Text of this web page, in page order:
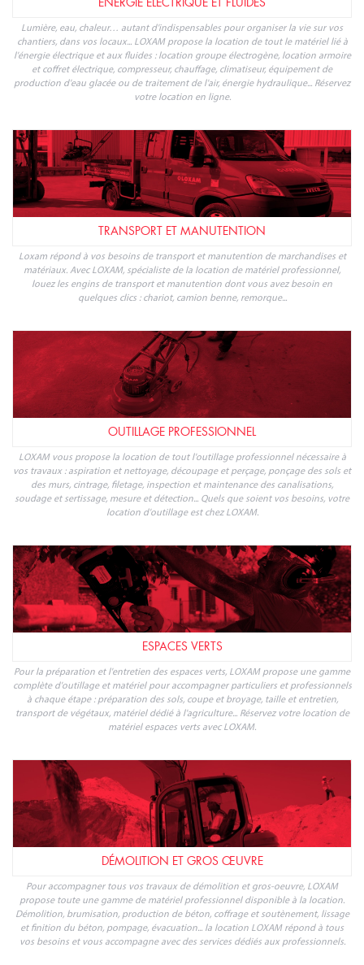
Lumière, eau, chaleur… autant d'indispensables pour organiser la vie sur vos
chantiers, dans vos locaux... LOXAM propose la location de tout le matériel lié à
l'énergie électrique et aux fluides : location groupe électrogène, location armoire
et coffret électrique, compresseur, chauffage, climatiseur, équipement de
production d'eau glacée ou de traitement de l'air, énergie hydraulique... Réservez
votre location en ligne.
TRANSPORT ET MANUTENTION
Loxam répond à vos besoins de transport et manutention de marchandises et
matériaux. Avec LOXAM, spécialiste de la location de matériel professionnel,
louez les engins de transport et manutention dont vous avez besoin en
quelques clics : chariot, camion benne, remorque...
OUTILLAGE PROFESSIONNEL
LOXAM vous propose la location de tout l'outillage professionnel nécessaire à
vos travaux : aspiration et nettoyage, découpage et perçage, ponçage des sols et
des murs, cintrage, filetage, inspection et maintenance des canalisations,
soudage et sertissage, mesure et détection... Quels que soient vos besoins, votre
location d'outillage est chez LOXAM.
ESPACES VERTS
Pour la préparation et l'entretien des espaces verts, LOXAM propose une gamme
complète d'outillage et matériel pour accompagner particuliers et professionnels
à chaque étape : préparation des sols, coupe et broyage, taille et entretien,
transport de végétaux, matériel dédié à l'agriculture... Réservez votre location de
matériel espaces verts avec LOXAM.
DÉMOLITION ET GROS ŒUVRE
Pour accompagner tous vos travaux de démolition et gros-oeuvre, LOXAM
propose toute une gamme de matériel professionnel disponible à la location.
Démolition, brumisation, production de béton, coffrage et soutènement, lissage
et finition du béton, pompage, évacuation... la location LOXAM répond à tous
vos besoins et vous accompagne avec des services dédiés aux professionnels.